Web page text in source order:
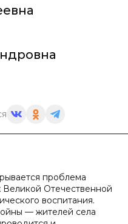
проблема
Великой Отечественной
воспитания.
— жителей села